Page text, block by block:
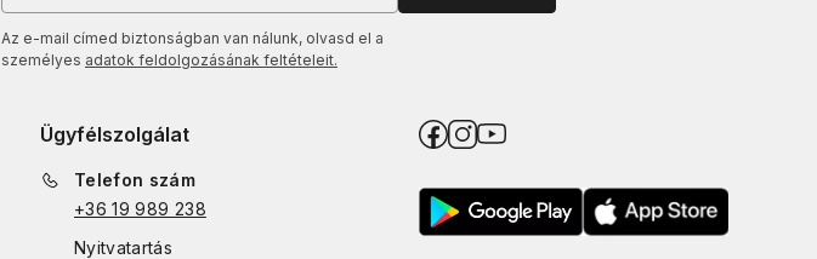
Az e-mail címed biztonságban van nálunk, olvasd el a
személyes adatok feldolgozásának feltételeit.
Ügyfélszolgálat
Telefon szám
+36 19 989 238
Nyitvatartás